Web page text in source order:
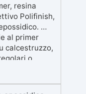
resina
Polifinish,
✅
al primer
calcestruzzo,
o
Video
passaggi,